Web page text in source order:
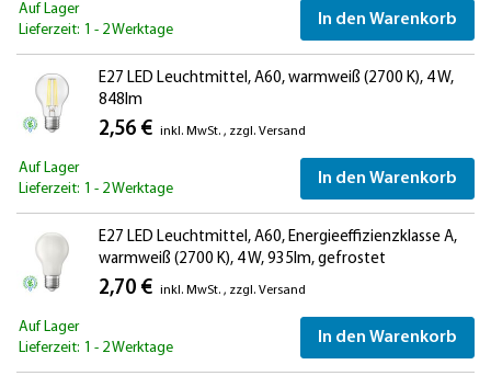
Auf Lager
Lieferzeit: 1 - 2 Werktage
In den Warenkorb
E27 LED Leuchtmittel, A60, warmweiß (2700 K), 4 W,
848lm
2,56 € inkl. MwSt. , zzgl. Versand
Auf Lager
Lieferzeit: 1 - 2 Werktage
In den Warenkorb
E27 LED Leuchtmittel, A60, Energieeffizienzklasse A,
warmweiß (2700 K), 4 W, 935lm, gefrostet
2,70 € inkl. MwSt. , zzgl. Versand
Auf Lager
Lieferzeit: 1 - 2 Werktage
In den Warenkorb